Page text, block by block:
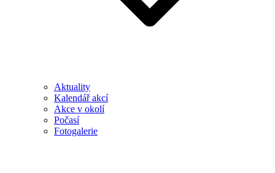
Aktuality
Kalendář akcí
Akce v okolí
Počasí
Fotogalerie